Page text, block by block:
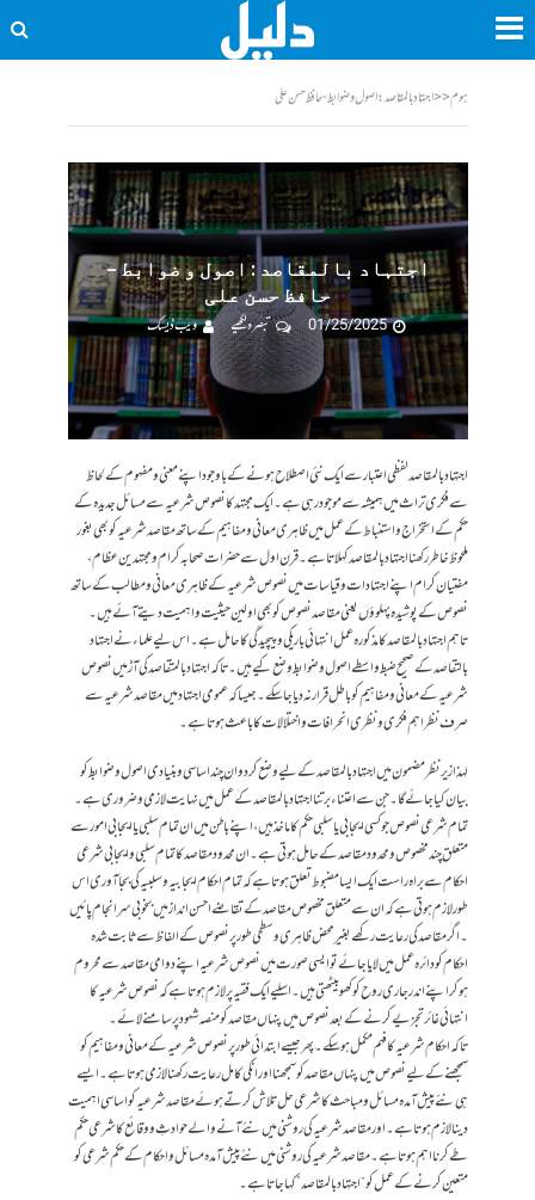
ہوم<<اجتہاد بالمقاصد : اصول و ضوابط - حافظ حسن علی
اجتہاد بالمقاصد : اصول و ضوابط –
حافظ حسن علی
01/25/2025
تبصرہ لکھیے ویب ڈیسک
اجتہاد بالمقاصد لفظی اعتبار سے ایک نئی اصطلاح ہونے کے باوجود اپنے معنی و مفہوم کے لحاظ
سے فکری تراث میں ہمیشہ سے موجود رہی ہے۔ ایک مجتہد کا نصوص شرعیہ سے مسائل جدیدہ کے
حکم کے استخراج و استنباط کے عمل میں ظاہری معانی ومفاہیم کے ساتھ مقاصد شرعیہ کو بھی بغور
ملحوظ خاطر رکھنا اجتہاد بالمقاصد کہلاتا ہے۔ قرن اول سے حضرات صحابہ کرام و مجتهدین عظام ،
مفتیان کرام اپنے اجتہادات و قیاسات میں نصوص شرعیہ کے ظاہری معانی و مطالب کے ساتھ
نصوص کے پوشیدہ پہلوؤں یعنی مقاصد نصوص کو بھی اولین حیثیت و اہمیت دیتے آئے ہیں۔
تاہم اجتہاد بالمقاصد کا مذکورہ عمل انتہائی باریکی و پیچیدگی کا حامل ہے۔ اس لیے علماء نے اجتہاد
بالتقاصد کے صحیح ضبط واسطے اصول و ضوابط وضع کیے ہیں۔ تاکہ اجتہاد بالمتقاصد کی آڑ میں نصوص
شرعیہ کے معانی و مفاہیم کو باطل قرار نہ دیا جا سکے۔ جیسا کہ عمومی اجتہادمیں مقاصد شرعیہ سے
صرف نظر اہم فکری و نظری انحرافات و اختلالات کا باعث ہوتا ہے۔
لہذا زیر نظر مضمون میں اجتہاد بالمقاصد کے لیے وضع کر دو ان چند اساسی و بنیادی اصول و ضوابط کو
بیان کیا جائے گا۔ جن سے اعتناء بر تنا اجتہادبالمقاصد کے عمل میں نہایت لازمی و ضروری ہے۔
تمام شرعی نصوص جو کسی ایجابی یا سلبی حکم کا ماخذ ہیں، اپنے باطن میں ان تمام سلبی یا ایجابی امور سے
متعلق چند مخصوص و محدود مقاصد کے حامل ہوتی ہے۔ ان محدود مقاصد کا تمام سلبی و ایجابی شرعی
احکام سے براہ راست ایک ایسا مضبوط تعلق ہوتا ہے کہ تمام احکام ایجابیہ و سلبیہ کی بجا آوری اس
طور لازم ہوتی ہے کہ ان سے متعلق مخصوص مقاصد کے تقاضے احسن انداز میں بخوبی سر انجام پائیں
۔ اگر مقاصد کی رعایت رکھے بغیر محض ظاہری و سطحی طور پر نصوص کے الفاظ سے ثابت شدہ
احکام کو دائرہ عمل میں لایا جائے تو ایسی صورت میں نصوص شرعیہ اپنے دوامی مقاصد سے محروم
ہو کر اپنے اندر جاری روح کو کھو بیٹھتی ہیں ۔ اسلیے ایک فقیہ پر لازم ہوتا ہے کہ نصوص شرعیہ کا
انتہائی غائر تجزیے کرنے کے بعد نصوص میں پنہاں مقاصد کو منصہ شہود پر سامنے لائے۔
تاکہ احکام شرعیہ کا فہم مکمل ہو سکے۔ پھر جیسے ابتدائی طور پر نصوص شرعیہ کے معانی و مفاہیم کو
سمجھنے کے لیے نصوص میں پنہاں مقاصد کو سمجھنا اور انکی کامل رعایت رکھنا لازمی ہوتا ہے ۔ ایسے
ہی نئے پیش آمدہ مسائل و مباحث کا شرعی حل تلاش کرتے ہوئے مقاصد شرعیہ کو اساسی اہمیت
دینا لازم ہوتا ہے ۔ اور مقاصد شرعیہ کی روشنی میں نئے آنے والے حوادثِ و وقائع کا شرعی حکم
طے کرنا اہم ہوتا ہے ۔ مقاصد شرعیہ کی روشنی میں نئے پیش آمدہ مسائل و احکام کے حکم شرعی کو
متعین کرنے کے عمل کو “اجتہاد بالمقاصد” کہا جاتا ہے ۔